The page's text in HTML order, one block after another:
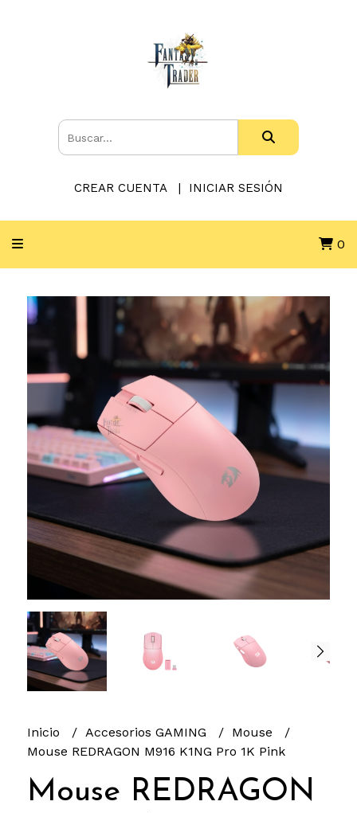
CREAR CUENTA INICIAR SESIÓN
0
Inicio Accesorios GAMING
Mouse
Mouse REDRAGON M916 K1NG Pro 1K Pink
Mouse REDRAGON